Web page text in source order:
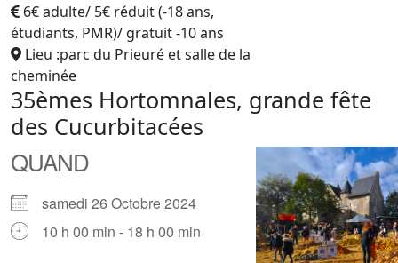
6€ adulte/ 5€ réduit (-18 ans,
étudiants, PMR)/ gratuit -10 ans
Lieu :parc du Prieuré et salle de la
cheminée
35èmes Hortomnales, grande fête
des Cucurbitacées
QUAND
samedi 26 Octobre 2024
10 h 00 min - 18 h 00 min